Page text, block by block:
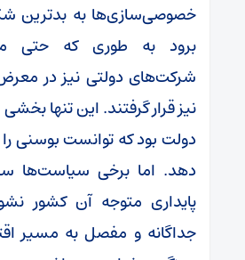
خصوصی‌سازی‌ها به
برود به طوری که حتی
شرکت‌های دولتی نیز در
نیز قرار گرفتند. این تنها
دولت بود که توانست بوسنی
دهد. اما برخی سیاست‌ها
پایداری متوجه آن کشور
جداگانه و مفصل به مسیر